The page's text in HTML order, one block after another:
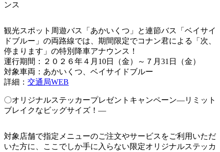
ンス
観光スポット周遊バス「あかいくつ」と連節バス「ベイサイ
ドブルー」の両路線では、期間限定でコナン君による「次、
停まります」の特別降車アナウンス！
運行期間：２０２６年４月10日（金）～７月31日（金）
対象車両：あかいくつ、ベイサイドブルー
詳細： 交通局WEB
〇オリジナルステッカープレゼントキャンペーン―リミット
ブレイクなビッグサイズ！―
対象店舗で指定メニューのご注文やサービスをご利用いただ
いた方に、ここでしか手に入らない限定オリジナルステッカ